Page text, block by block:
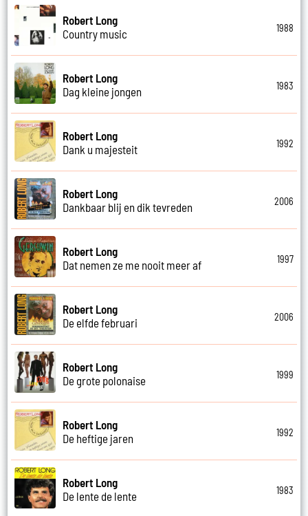
Robert Long
Country music
1988
Robert Long
Dag kleine jongen
1983
Robert Long
Dank u majesteit
1992
Robert Long
Dankbaar blij en dik tevreden
2006
Robert Long
Dat nemen ze me nooit meer af
1997
Robert Long
De elfde februari
2006
Robert Long
De grote polonaise
1999
Robert Long
De heftige jaren
1992
Robert Long
De lente de lente
1983